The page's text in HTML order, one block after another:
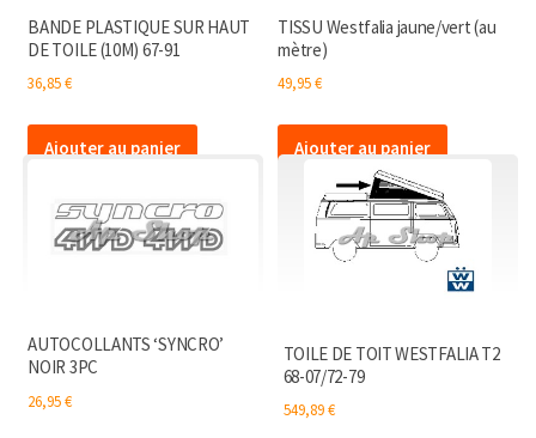
BANDE PLASTIQUE SUR HAUT
DE TOILE (10M) 67-91
36,85€
Ajouter au panier
TISSU Westfalia jaune/vert (au
mètre)
49,95€
Ajouter au panier
AUTOCOLLANTS ‘SYNCRO’
NOIR 3PC
26,95€
TOILE DE TOIT WESTFALIA T2
68-07/72-79
549,89€